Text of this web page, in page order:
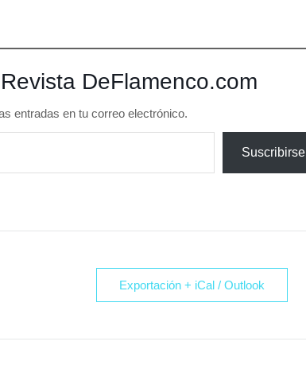
DeFlamenco.com
entradas en tu correo electrónico.
Suscribirse
Exportación + iCal / Outlook